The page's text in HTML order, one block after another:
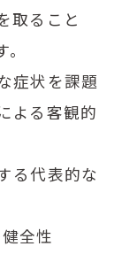
取ること
症状を課題
よる客観的
る代表的な
全性